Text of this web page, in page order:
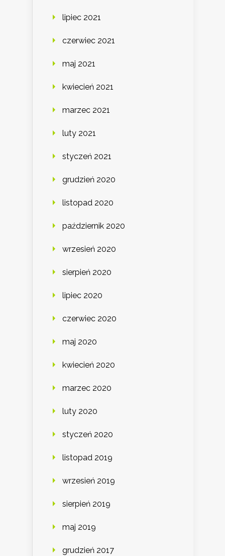
lipiec 2021
czerwiec 2021
maj 2021
kwiecień 2021
marzec 2021
luty 2021
styczeń 2021
grudzień 2020
listopad 2020
październik 2020
wrzesień 2020
sierpień 2020
lipiec 2020
czerwiec 2020
maj 2020
kwiecień 2020
marzec 2020
luty 2020
styczeń 2020
listopad 2019
wrzesień 2019
sierpień 2019
maj 2019
grudzień 2017